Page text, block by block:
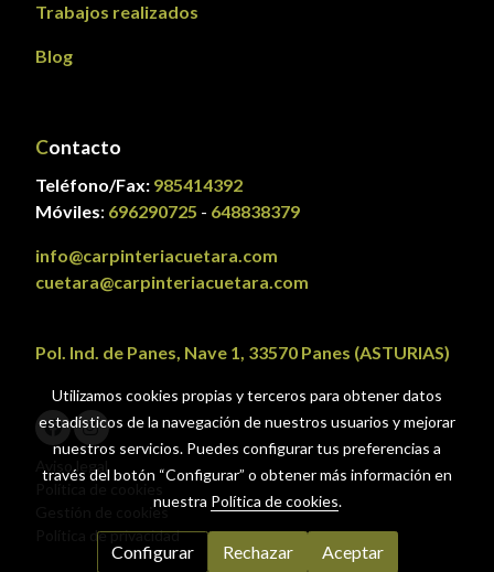
Trabajos realizados
Blog
Contacto
Teléfono/Fax: 985414392
Móviles: 696290725 - 648838379
info@carpinteriacuetara.com
cuetara@carpinteriacuetara.com
Pol. Ind. de Panes, Nave 1, 33570 Panes (ASTURIAS)
Aviso legal
Gestión de cookies
Política de privacidad
Utilizamos cookies propias y terceros para obtener datos
estadísticos de la navegación de nuestros usuarios y mejorar
nuestros servicios. Puedes configurar tus preferencias a
través del botón “Configurar” o obtener más información en
nuestra Política de cookies.
Configurar Rechazar Aceptar